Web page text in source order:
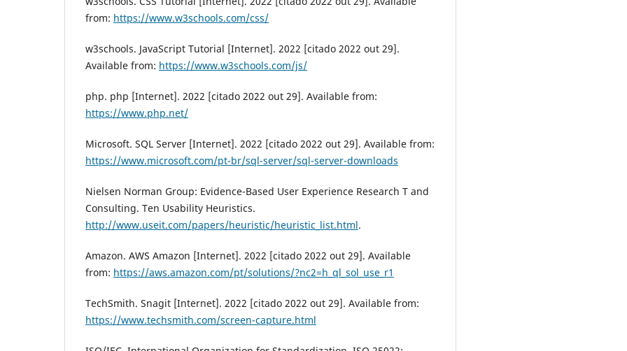
from: https://www.w3schools.com/css/
w3schools. JavaScript Tutorial [Internet]. 2022 [citado 2022 out 29].
Available from: https://www.w3schools.com/js/
php. php [Internet]. 2022 [citado 2022 out 29]. Available from:
https://www.php.net/
Microsoft. SQL Server [Internet]. 2022 [citado 2022 out 29]. Available from:
https://www.microsoft.com/pt-br/sql-server/sql-server-downloads
Nielsen Norman Group: Evidence-Based User Experience Research T and
Consulting. Ten Usability Heuristics.
http://www.useit.com/papers/heuristic/heuristic_list.html.
Amazon. AWS Amazon [Internet]. 2022 [citado 2022 out 29]. Available
from: https://aws.amazon.com/pt/solutions/?nc2=h_ql_sol_use_r1
TechSmith. Snagit [Internet]. 2022 [citado 2022 out 29]. Available from:
https://www.techsmith.com/screen-capture.html